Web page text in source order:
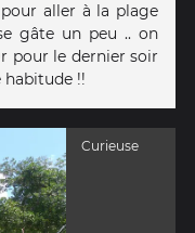
aller à la plage
gâte un peu .. on
pour le dernier soir
habitude !!
Curieuse